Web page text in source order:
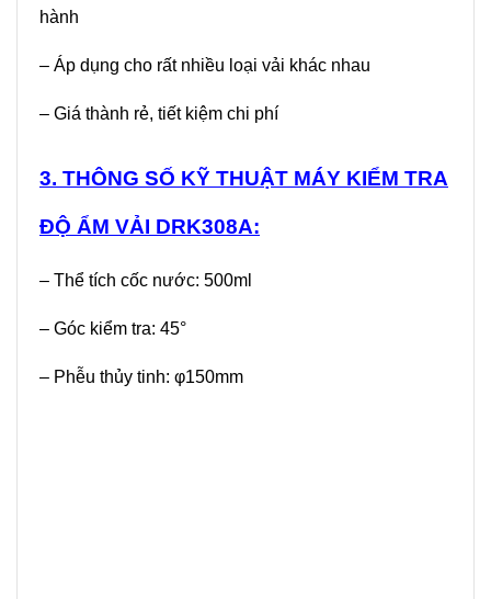
hành
– Áp dụng cho rất nhiều loại vải khác nhau
– Giá thành rẻ, tiết kiệm chi phí
3. THÔNG SỐ KỸ THUẬT MÁY KIỂM TRA
ĐỘ ẨM VẢI DRK308A:
– Thể tích cốc nước: 500ml
– Góc kiểm tra: 45°
– Phễu thủy tinh: φ150mm